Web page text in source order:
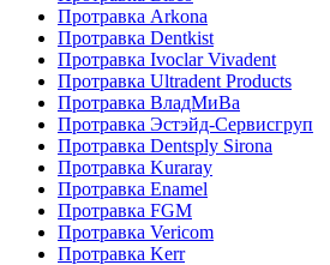
Протравка Arkona
Протравка Dentkist
Протравка Ivoclar Vivadent
Протравка Ultradent Products
Протравка ВладМиВа
Протравка Эстэйд-Сервисгруп
Протравка Dentsply Sirona
Протравка Kuraray
Протравка Enamel
Протравка FGM
Протравка Vericom
Протравка Kerr